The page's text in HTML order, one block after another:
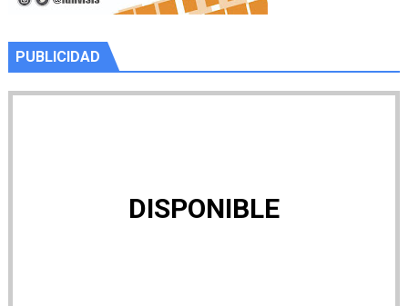
PUBLICIDAD
DISPONIBLE